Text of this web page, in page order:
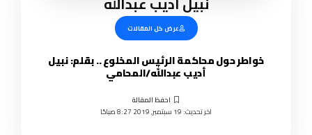
عرض كل المقالات
خواطر حول محاكمة الرئيس المخلوع .. بقلم: نبيل
أديب عبدالله/المحامي
اخر تحديث: 19 سبتمبر, 2019 8:27 صباحًا